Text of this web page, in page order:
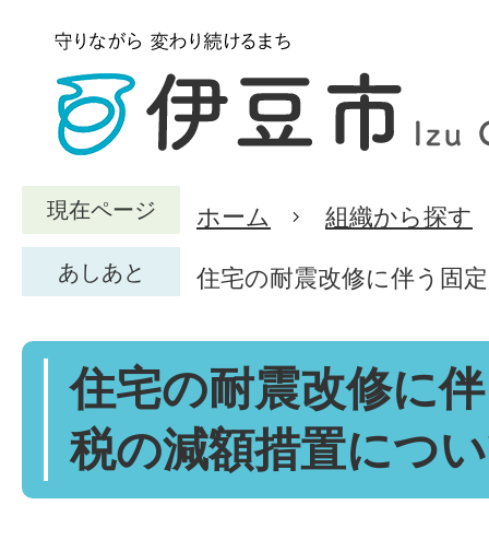
現在ページ ホーム 組織から探す
あしあと 住宅の耐震改修に伴う固
住宅の耐震改修に
税の減額措置につ